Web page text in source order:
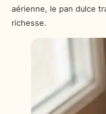
aérienne, le pan dulce
richesse.